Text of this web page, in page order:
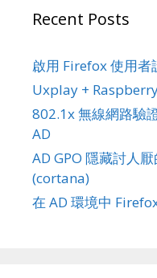
Recent Posts
啟用 Firefox 使用者
Uxplay +
802.1x 無線網路驗
AD
AD GPO 隱藏討人
(cortana)
在 AD 環境中